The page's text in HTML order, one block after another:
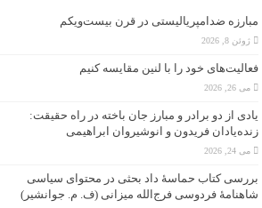
مبارزه ضد‌امپریالیستی در قرن بیست‌ویکم
ژوئن 8, 2026
فعالیت‌های خود را با لنین مقایسه کنیم
می 26, 2026
یادی از دو برادر و مبارز جان باخته در راه حقیقت:
زنده‌یادان فریدون و انوشیروان ابراهیمی
می 24, 2026
بررسی کتاب حماسۀ داد بحثی در محتوای سیاسی
شاهنامۀ فردوسی فرج‌الله میزانی (ف. م. جوانشیر)